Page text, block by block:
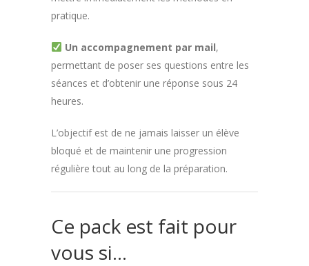
pratique.
Un accompagnement par mail,
permettant de poser ses questions entre les
séances et d’obtenir une réponse sous 24
heures.
L’objectif est de ne jamais laisser un élève
bloqué et de maintenir une progression
régulière tout au long de la préparation.
Ce pack est fait pour
vous si…